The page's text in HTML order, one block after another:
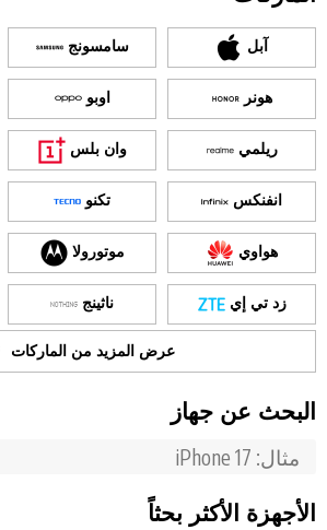
آبل سامسونج
هونر اوبو
ريلمي وان بلس
انفنكس تكنو
هواوي موتورولا
زد تي إي ناثينج
عرض المزيد من الماركات
البحث عن جهاز
الأجهزة الأكثر بحثاً